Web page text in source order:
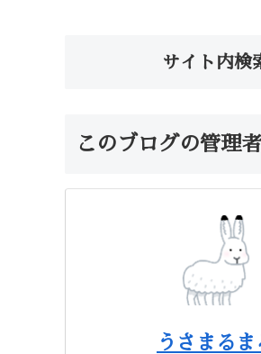
サイト内検
このブログの管理者
うさまるま